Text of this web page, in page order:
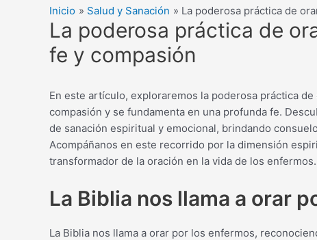
Inicio Salud y Sanación La poderosa práctica de
La poderosa práctica de
fe y compasión
En este artículo, exploraremos la poderosa práctica
compasión y se fundamenta en una profunda fe.
de sanación espiritual y emocional, brindando
Acompáñanos en este recorrido por la dimensión
transformador de la oración en la vida de los enfermos.
La Biblia nos llama a orar
La Biblia nos llama a orar por los enfermos,